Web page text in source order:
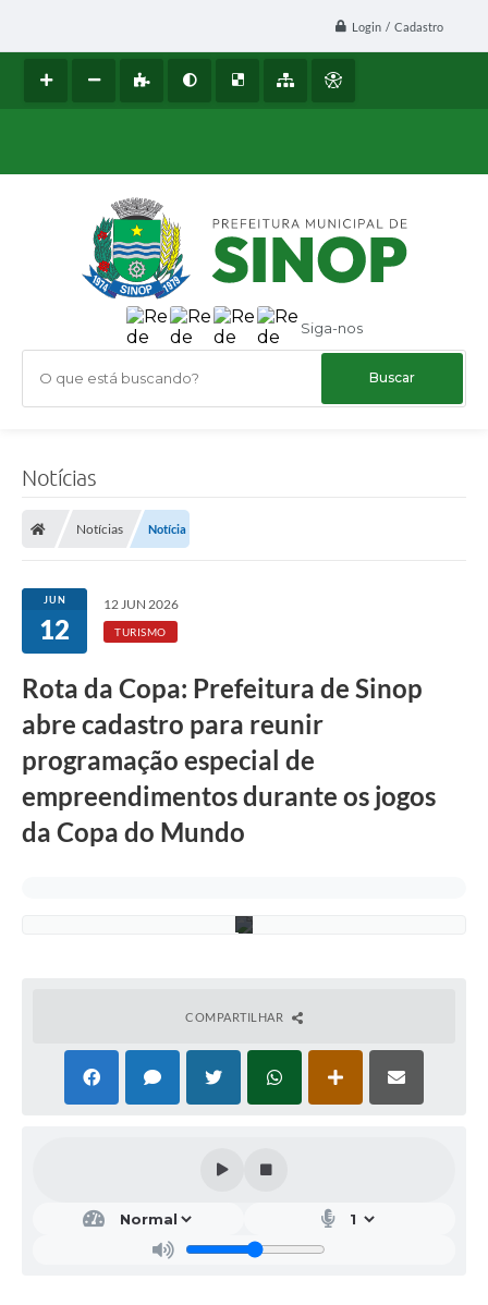
Login / Cadastro
Siga-nos
O que está buscando?
Notícias
Notícias Notícia
JUN
12
12 JUN 2026
TURISMO
Rota da Copa: Prefeitura de Sinop
abre cadastro para reunir
programação especial de
empreendimentos durante os jogos
da Copa do Mundo
D
i
v
u
COMPARTILHAR